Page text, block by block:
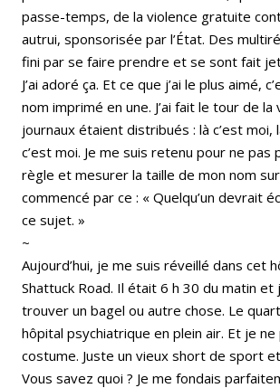
passe-temps, de la violence gratuite
autrui, sponsorisée par l’État. Des
fini par se faire prendre et se sont fait
J’ai adoré ça. Et ce que j’ai le plus aimé,
nom imprimé en une. J’ai fait le tour de la
journaux étaient distribués : là c’est moi,
c’est moi. Je me suis retenu pour ne pas
règle et mesurer la taille de mon nom
commencé par ce : « Quelqu’un devrait
ce sujet. »
~
Aujourd’hui, je me suis réveillé dans cet
Shattuck Road. Il était 6 h 30 du matin et
trouver un bagel ou autre chose. Le
hôpital psychiatrique en plein air. Et je
costume. Juste un vieux short de sport
Vous savez quoi ? Je me fondais